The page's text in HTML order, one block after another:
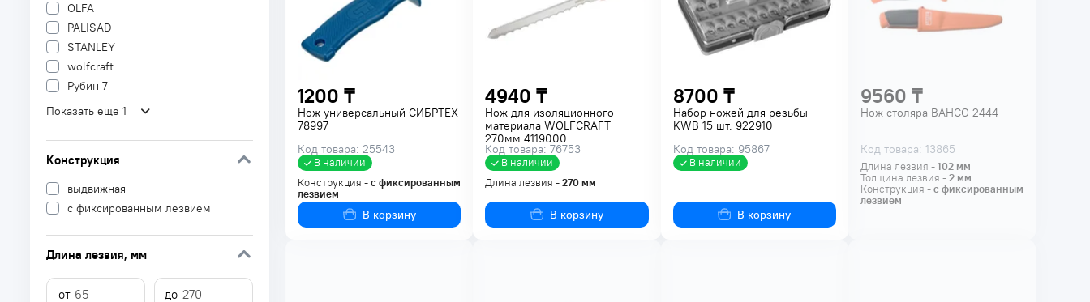
OLFA
PALISAD
STANLEY
wolfcraft
Рубин 7
Показать еще 1
Конструкция
выдвижная
с фиксированным лезвием
Длина лезвия, мм
1200 ₸
Нож универсальный СИБРТЕХ
78997
Код товара: 25543
В наличии
Конструкция -с фиксированным
лезвием
В корзину
4940 ₸
Нож для изоляционного
материала WOLFCRAFT
270мм 4119000
Код товара: 76753
В наличии
Длина лезвия -270мм
В корзину
8700 ₸
Набор ножей для резьбы
KWB 15 шт. 922910
Код товара: 95867
В наличии
В корзину
9560 ₸
Нож столяра BAHCO 2444
Код товара: 13865
Длина лезвия -102мм
Толщина лезвия -2мм
Конструкция -с фиксированным
лезвием